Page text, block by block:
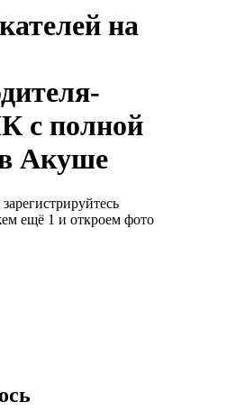
на
с полной
Акуше
ещё 1 и откроем фото